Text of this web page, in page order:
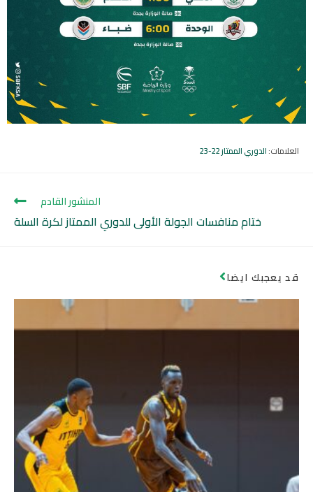
العلامات: الدوري الممتاز 22-23
المنشور القادم
ختام منافسات الجولة الأولى للدوري الممتاز لكرة السلة
قد يعجبك ايضا